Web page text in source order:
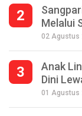
2
Melalui
02 Agustus
3
Anak
Dini
01 Agustus